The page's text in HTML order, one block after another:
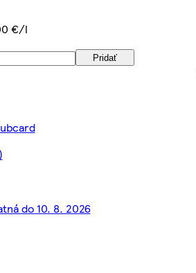
€/l
Pridať
do 10. 8. 2026